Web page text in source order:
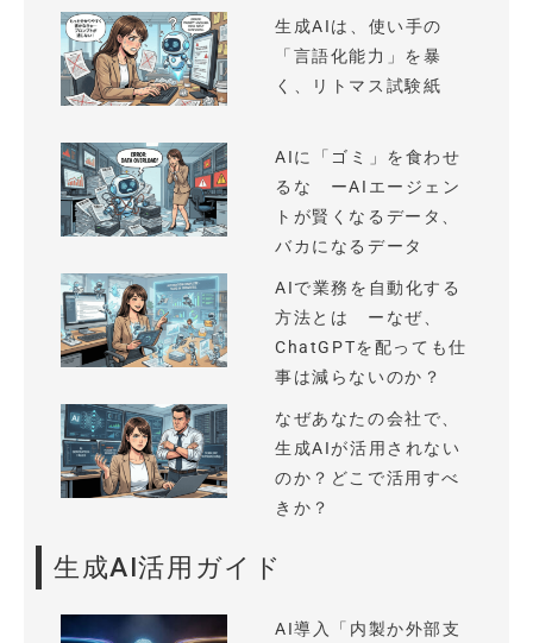
生成AIは、使い手の
「言語化能力」を暴
く、リトマス試験紙
AIに「ゴミ」を食わせ
るな ーAIエージェン
トが賢くなるデータ、
バカになるデータ
AIで業務を自動化する
方法とは ーなぜ、
ChatGPTを配っても仕
事は減らないのか？
なぜあなたの会社で、
生成AIが活用されない
のか？どこで活用すべ
きか？
生成AI活用ガイド
AI導入「内製か外部支